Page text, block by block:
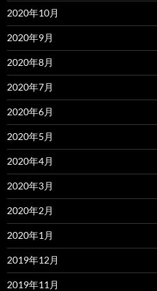
2020年10月
2020年9月
2020年8月
2020年7月
2020年6月
2020年5月
2020年4月
2020年3月
2020年2月
2020年1月
2019年12月
2019年11月